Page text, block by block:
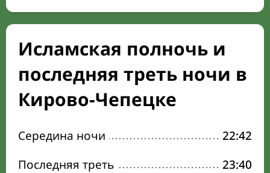
Исламская полночь и
последняя треть ночи в
Кирово-Чепецке
Середина ночи
22:42
Последняя треть
23:40